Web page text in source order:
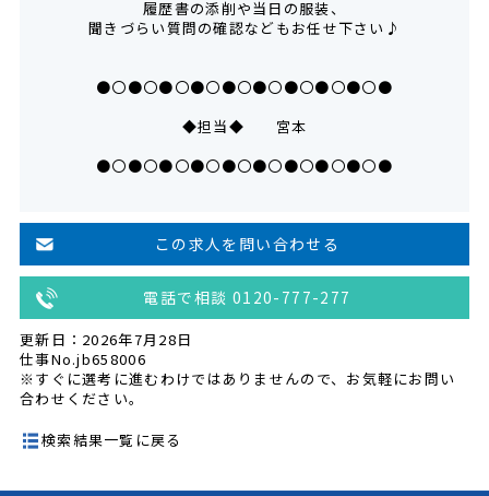
履歴書の添削や当日の服装、
聞きづらい質問の確認などもお任せ下さい♪
●〇●〇●〇●〇●〇●〇●〇●〇●〇●
◆担当◆ 宮本
●〇●〇●〇●〇●〇●〇●〇●〇●〇●
この求人を問い合わせる
電話で相談 0120-777-277
更新日：2026年7月28日
仕事No.jb658006
※すぐに選考に進むわけではありませんので、お気軽にお問い
合わせください。
検索結果一覧に戻る